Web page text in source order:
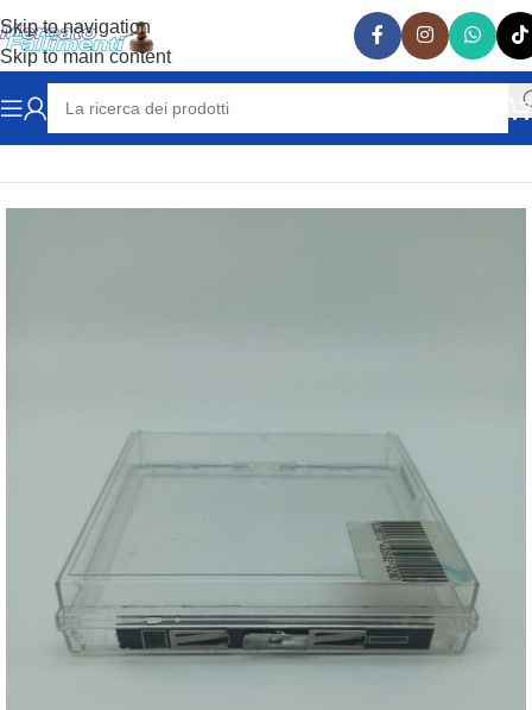
Skip to navigation
Skip to main content
Home SICUREZZA ANTITACCHEGGIO